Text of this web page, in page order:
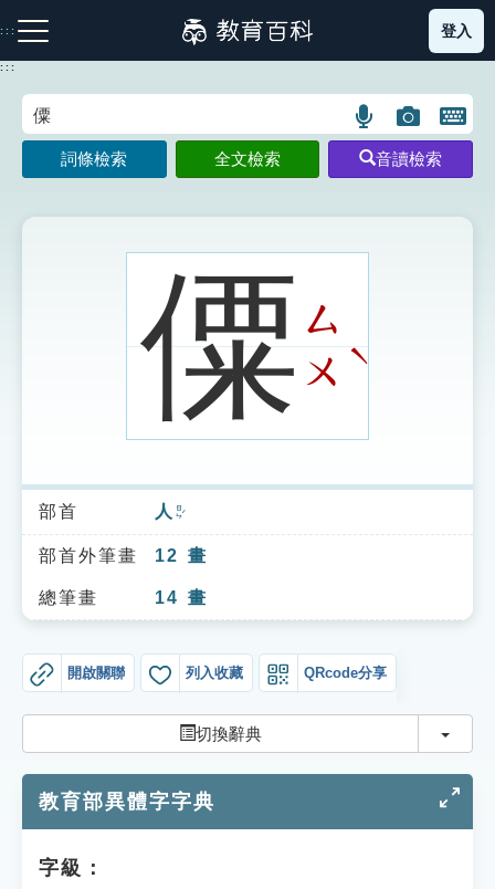
到
主
:::
注音索引圖示 筆畫索引圖示 部首索引表圖示
索引選單
知識索引
單字索引
貓頭鷹博士
登入
:::
語
言
搜
示
圖
片
搜
開
鍵
圖
詞條檢索 全文檢索 音讀檢索
僳ㄙ
ㄨˋ
部首 人 ㄖㄣˊ
部首外筆畫 12 畫
總筆畫 14 畫
開啟關聯 列入收藏 QRcode分享
切換辭典 切換
教育部異體字字典
字級：